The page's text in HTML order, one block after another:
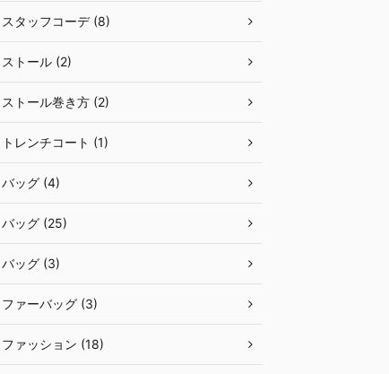
スタッフコーデ (8)
ストール (2)
ストール巻き方 (2)
トレンチコート (1)
バッグ (4)
バッグ (25)
バッグ (3)
ファーバッグ (3)
ファッション (18)